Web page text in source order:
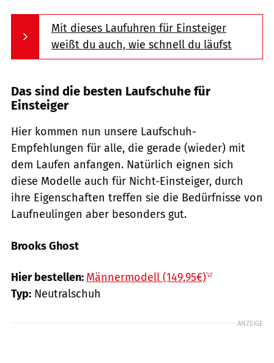
Mit dieses Laufuhren für Einsteiger
weißt du auch, wie schnell du läufst
Das sind die besten Laufschuhe für
Einsteiger
Hier kommen nun unsere Laufschuh-
Empfehlungen für alle, die gerade (wieder) mit
dem Laufen anfangen. Natürlich eignen sich
diese Modelle auch für Nicht-Einsteiger, durch
ihre Eigenschaften treffen sie die Bedürfnisse von
Laufneulingen aber besonders gut.
Brooks Ghost
Hier bestellen: Männermodell (149,95€)
Typ: Neutralschuh
ANZEIGE